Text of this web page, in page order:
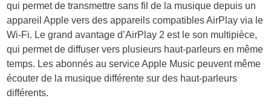
qui permet de transmettre sans fil de la musique depuis un
appareil Apple vers des appareils compatibles AirPlay via le
Wi-Fi. Le grand avantage d’AirPlay 2 est le son multipièce,
qui permet de diffuser vers plusieurs haut-parleurs en même
temps. Les abonnés au service Apple Music peuvent même
écouter de la musique différente sur des haut-parleurs
différents.